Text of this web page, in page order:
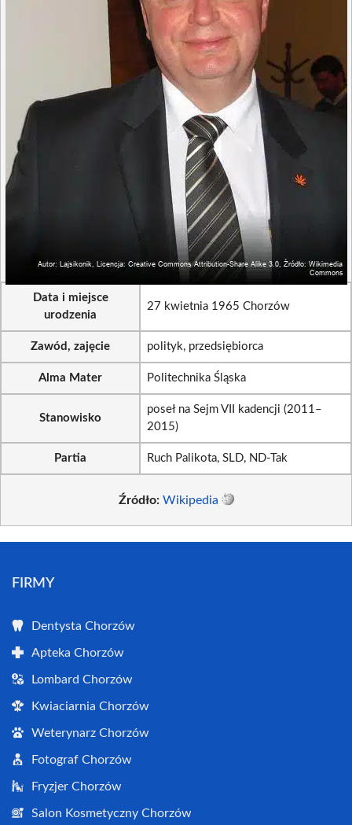
Data i miejsce
urodzenia
27 kwietnia 1965 Chorzów
Zawód, zajęcie polityk, przedsiębiorca
Alma Mater Politechnika Śląska
Stanowisko
poseł na Sejm VII kadencji (2011–
2015)
Partia Ruch Palikota, SLD, ND-Tak
Źródło: Wikipedia
FIRMY
Dentysta Chorzów
Apteka Chorzów
Lombard Chorzów
Kwiaciarnia Chorzów
Weterynarz Chorzów
Fotograf Chorzów
Fryzjer Chorzów
Salon Kosmetyczny Chorzów